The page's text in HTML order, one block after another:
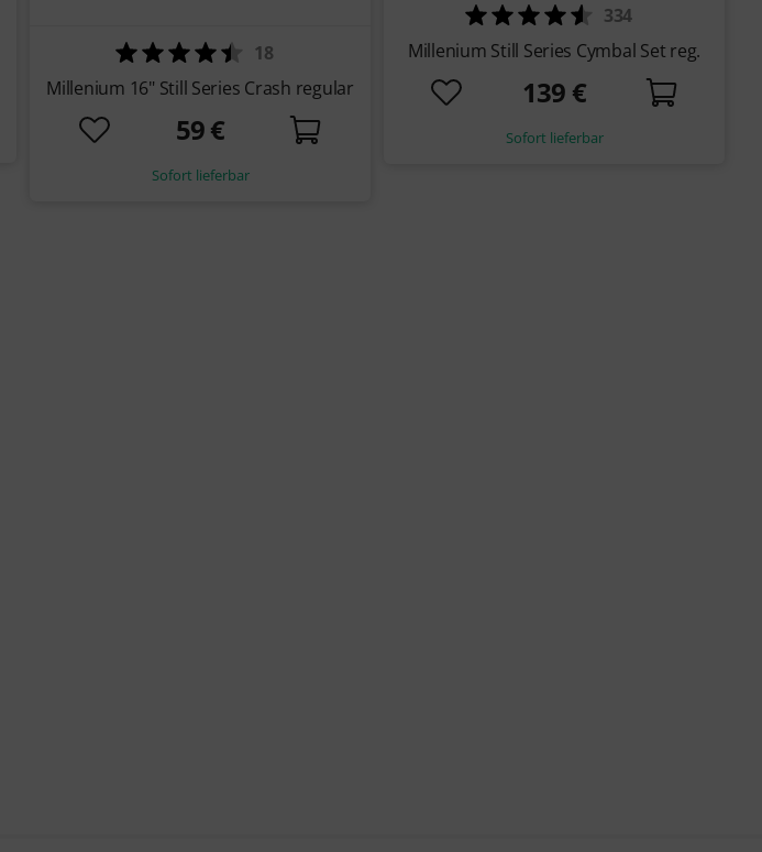
18
Millenium 16" Still Series Crash regular
59 €
Sofort lieferbar
334
Millenium Still Series Cymbal Set reg.
139 €
Sofort lieferbar